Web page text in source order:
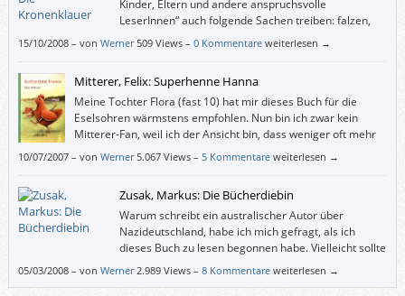
Kinder, Eltern und andere anspruchsvolle
LeserInnen“ auch folgende Sachen treiben: falzen,
raten, reimen, puzzlen, malen, singen und schneiden.
15/10/2008– von Werner 509 Views – 0 Kommentare weiterlesen →
Mitterer, Felix: Superhenne Hanna
Meine Tochter Flora (fast 10) hat mir dieses Buch für die
Eselsohren wärmstens empfohlen. Nun bin ich zwar kein
Mitterer-Fan, weil ich der Ansicht bin, dass weniger oft mehr
ist, und weil dieser Autor in seine Dramen gerne möglichst
10/07/2007– von Werner 5.067 Views – 5 Kommentare weiterlesen →
Zusak, Markus: Die Bücherdiebin
Warum schreibt ein australischer Autor über
Nazideutschland, habe ich mich gefragt, als ich
dieses Buch zu lesen begonnen habe. Vielleicht sollte
man also wissen, dass Markus Zusaks Mutter aus
05/03/2008– von Werner 2.989 Views – 8 Kommentare weiterlesen →